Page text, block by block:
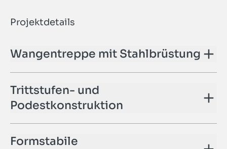
Projektdetails
Wangentreppe mit Stahlbrüstung
Trittstufen- und
Podestkonstruktion
Formstabile